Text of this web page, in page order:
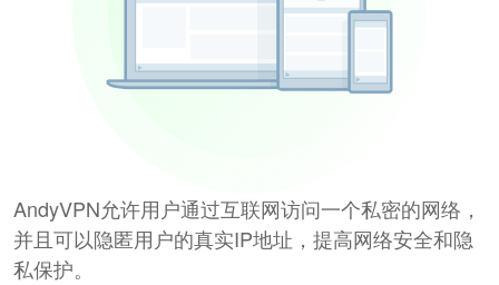
AndyVPN允许用户通过互联网访问一个私密的网络，
并且可以隐匿用户的真实IP地址，提高网络安全和隐
私保护。